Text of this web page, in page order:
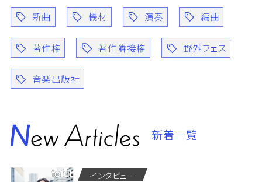
新曲 機材 演奏 編曲
著作権 著作隣接権 野外フェス
音楽出版社
新着一覧
インタビュー